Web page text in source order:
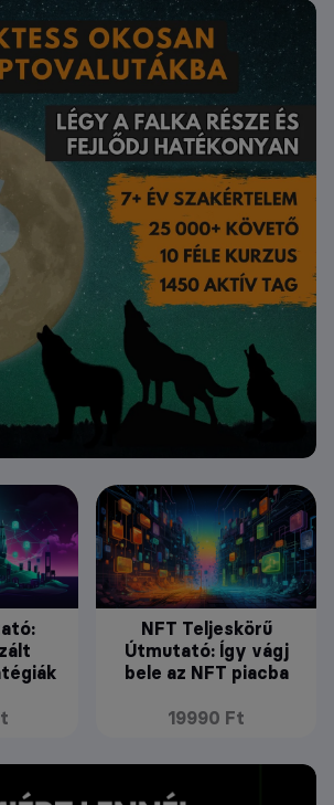
NFT Teljeskörű
Útmutató: Így vágj
bele az NFT piacba
19990 Ft